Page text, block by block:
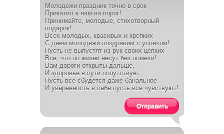
Молодежи праздник точно в срок
Прикатил к нам на порог!
Принимайте, молодые, стихотворный
подарок!
Всех молодых, красивых и крепких
С днем молодежи поздравим с успехом!
Пусть не выпустят из рук своих цепких
Все, что по жизни несут без помехи!
Вам дороги открыты дальше,
И здоровье в пути сопутствует,
Пусть все сбудется даже банальное
И уверенность в себе пусть все чувствуют!
Отправить